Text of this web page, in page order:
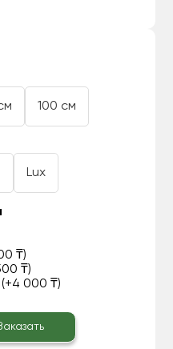
100 см
Lux
₸)
₸)
000 ₸)